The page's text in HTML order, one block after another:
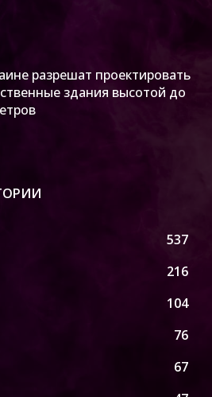
разрешат проектировать
здания высотой до
537
216
104
76
67